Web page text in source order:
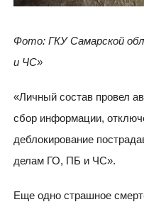
Фото: ГКУ Самарской
и ЧС»
«Личный состав провел
сбор информации,
деблокирование
делам ГО, ПБ и ЧС».
Еще одно страшное